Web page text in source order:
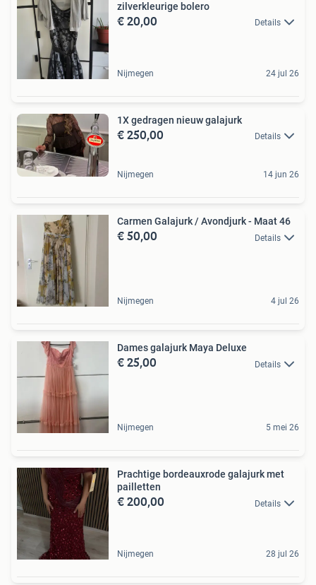
zilverkleurige bolero
€ 20,00 Details
Nijmegen 24 jul 26
1X gedragen nieuw galajurk
€ 250,00 Details
Nijmegen 14 jun 26
Carmen Galajurk / Avondjurk - Maat 46
€ 50,00 Details
Nijmegen 4 jul 26
Dames galajurk Maya Deluxe
€ 25,00 Details
Nijmegen 5 mei 26
Prachtige bordeauxrode galajurk met
pailletten
€ 200,00 Details
Nijmegen 28 jul 26